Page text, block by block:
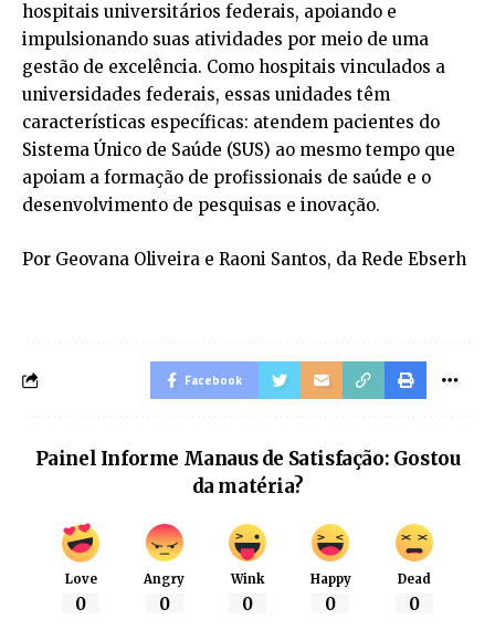
hospitais universitários federais, apoiando e
impulsionando suas atividades por meio de uma
gestão de excelência. Como hospitais vinculados a
universidades federais, essas unidades têm
características específicas: atendem pacientes do
Sistema Único de Saúde (SUS) ao mesmo tempo que
apoiam a formação de profissionais de saúde e o
desenvolvimento de pesquisas e inovação.
Por Geovana Oliveira e Raoni Santos, da Rede Ebserh
Facebook
Painel Informe Manaus de Satisfação: Gostou
da matéria?
Love
0
Angry
0
Wink
0
Happy
0
Dead
0